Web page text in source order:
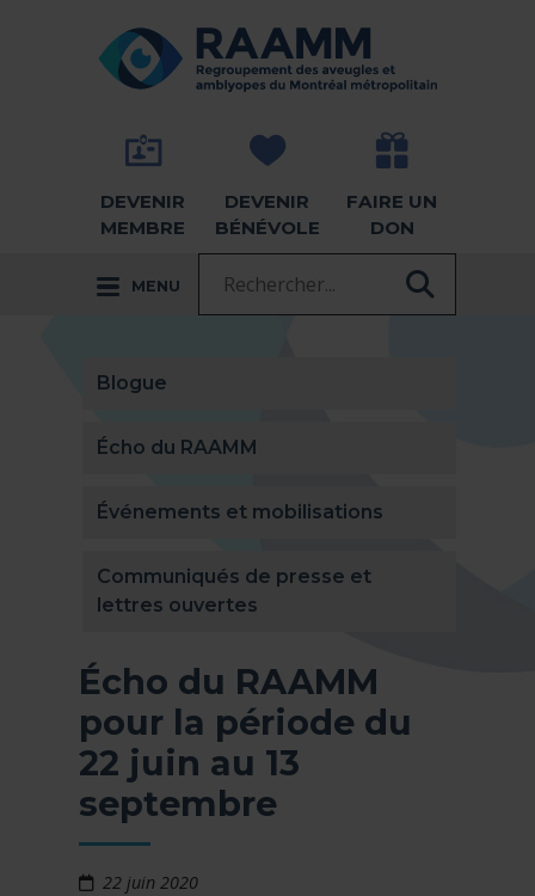
RETOUR À LA PAGE D'ACCUEIL -
DEVENIR
MEMBRE
DEVENIR
BÉNÉVOLE
FAIRE UN
DON
MENU
Blogue
Écho du RAAMM
Événements et mobilisations
Communiqués de presse et
lettres ouvertes
Écho du RAAMM
pour la période du
22 juin au 13
septembre
22 juin 2020